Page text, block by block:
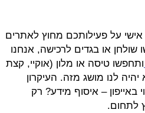
על פעילותכם מחוץ לאתרים
או בגדים לרכישה, אנחנו
ותחפשו טיסה או מלון (אוקיי, קצת
לנו מושג מזה. העיקרון
באייפון – איסוף מידע? רק
לתחום.